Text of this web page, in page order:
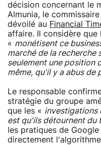
décision concernant le
Almunia, le
dévoilé au Financial
affaire. Il considère que
« monétisent ce
marché de la recherche
seulement une position
même, qu'il y a abus de
Le responsable
stratégie du groupe
que les « investigations
est qu'ils détournent du
les pratiques de
directement